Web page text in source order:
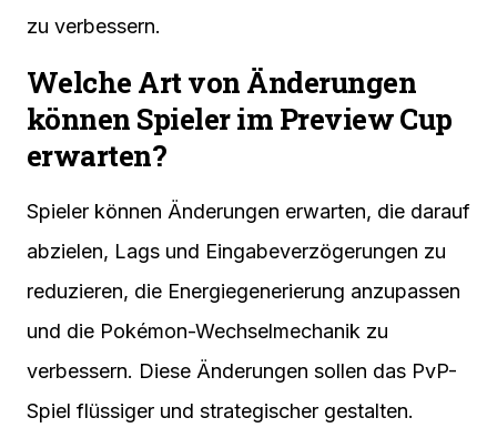
zu verbessern.
Welche Art von Änderungen
können Spieler im Preview Cup
erwarten?
Spieler können Änderungen erwarten, die darauf
abzielen, Lags und Eingabeverzögerungen zu
reduzieren, die Energiegenerierung anzupassen
und die Pokémon-Wechselmechanik zu
verbessern. Diese Änderungen sollen das PvP-
Spiel flüssiger und strategischer gestalten.